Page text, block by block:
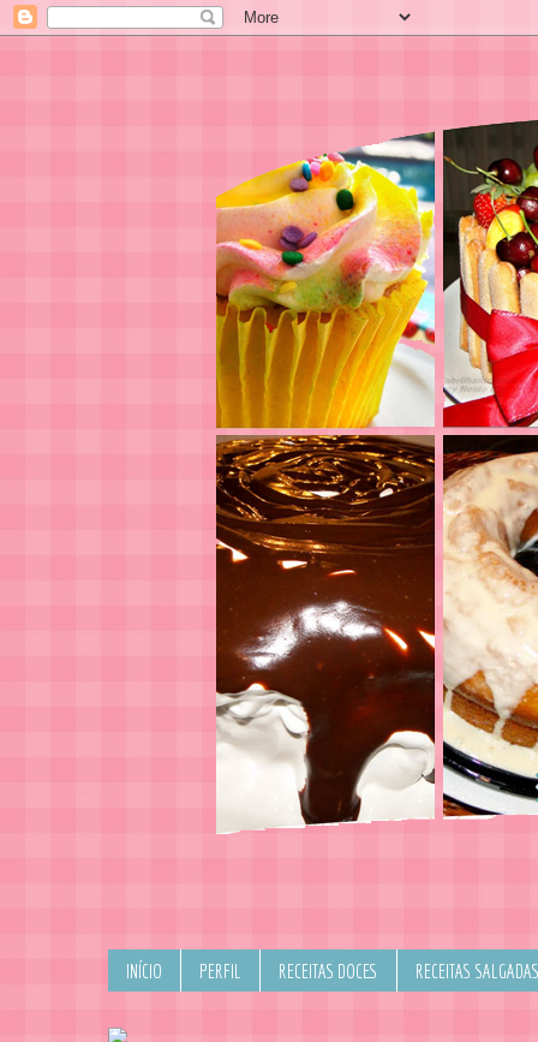
INÍCIO PERFIL RECEITAS DOCES RECEITAS SALGADAS